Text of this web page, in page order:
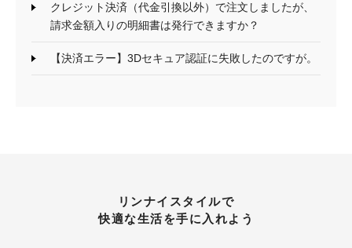
クレジット決済（代金引換以外）で注文しましたが、
請求金額入りの明細書は発行できますか？
【決済エラー】3Dセキュア認証に失敗したのですが。
リンナイスタイルで
快適な生活を手に入れよう